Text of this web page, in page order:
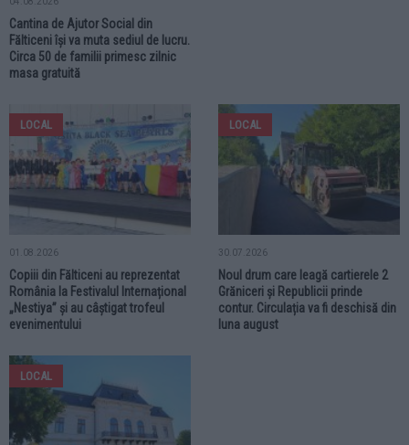
Cantina de Ajutor Social din
Fălticeni își va muta sediul de lucru.
Circa 50 de familii primesc zilnic
masa gratuită
LOCAL
01.08.2026
Copiii din Fălticeni au reprezentat
România la Festivalul Internațional
„Nestiya” și au câștigat trofeul
evenimentului
LOCAL
30.07.2026
Noul drum care leagă cartierele 2
Grăniceri și Republicii prinde
contur. Circulația va fi deschisă din
luna august
LOCAL